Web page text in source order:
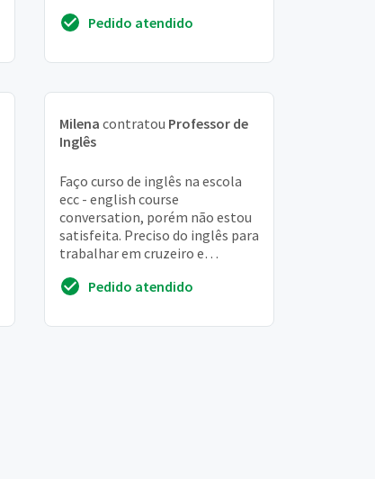
ainda este...
Pedido atendido
Milena contratou Professor de
Inglês
Faço curso de inglês na escola
ecc - english course
conversation, porém não estou
satisfeita. Preciso do inglês para
trabalhar em cruzeiro e
dificuldades de faze...
Pedido atendido